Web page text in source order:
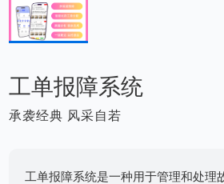
工单报障系统
承袭经典 风采自若
工单报障系统是一种用于管理和处理